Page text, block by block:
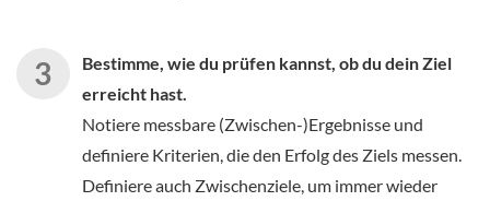
Bestimme, wie du prüfen kannst, ob du dein Ziel
erreicht hast.
Notiere messbare (Zwischen-)Ergebnisse und
definiere Kriterien, die den Erfolg des Ziels messen.
Definiere auch Zwischenziele, um immer wieder